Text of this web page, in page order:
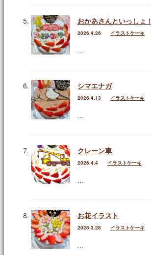
おかあさんといっしょ！
2026.4.26 イラストケーキ
…
シマエナガ
2026.4.13 イラストケーキ
…
クレーン車
2026.4.4 イラストケーキ
…
お花イラスト
2026.3.28 イラストケーキ
…
夏のお菓子
秋のお菓子
冬のお菓子
石間舗のこだわり
店舗紹介
ふるさと納税
お問い合わせ